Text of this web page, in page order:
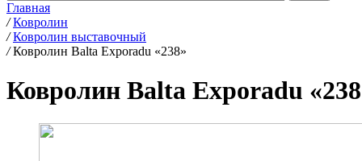
Главная
/ Ковролин
/ Ковролин выставочный
/ Ковролин Balta Exporadu «238»
Ковролин Balta Exporadu